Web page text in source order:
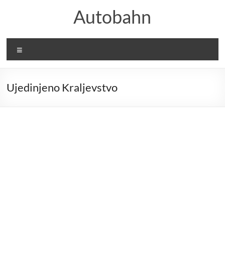
Autobahn
Ujedinjeno Kraljevstvo